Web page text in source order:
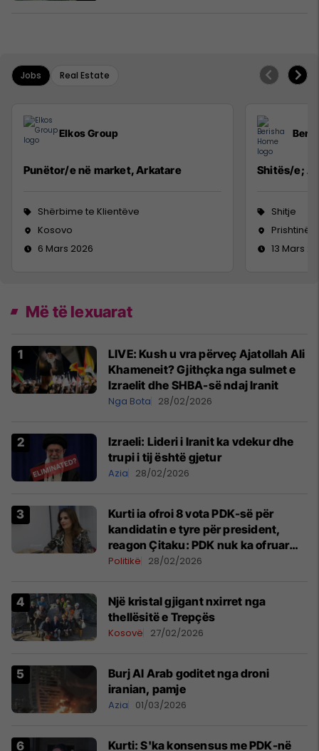
Jobs Real Estate
Elkos Group
Punëtor/e në market, Arkatare
Shërbime te Klientëve
Kosovo
6 Mars 2026
Shitës/e;
Shitje
Prishtinë
13 Mars
Më të lexuarat
LIVE: Kush u vra përveç Ajatollah Ali
Khameneit? Gjithçka nga sulmet e
Izraelit dhe SHBA-së ndaj Iranit
Nga Bota 28/02/2026
Izraeli: Lideri i Iranit ka vdekur dhe
trupi i tij është gjetur
Azia 28/02/2026
Kurti ia ofroi 8 vota PDK-së për
kandidatin e tyre për president,
reagon Çitaku: PDK nuk ka ofruar
kundërkandidat formal veç për inat
Politikë 28/02/2026
Një kristal gjigant nxirret nga
thellësitë e Trepçës
Kosovë 27/02/2026
Burj Al Arab goditet nga droni
iranian, pamje
Azia 01/03/2026
Kurti: S'ka konsensus me PDK-në